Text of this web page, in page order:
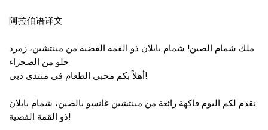
阿拉伯语译文
ملك شمام الصين! شمام بايلان ذو القمة الفضية من مينتشين، زمرد
حلو من الصحراء
أهلاً بكم محبي الطعام في منتدى دبي!
نقدم لكم اليوم فاكهة رائعة من مينتشين غانسو بالصين، شمام بايلان
ذو القمة الفضية!